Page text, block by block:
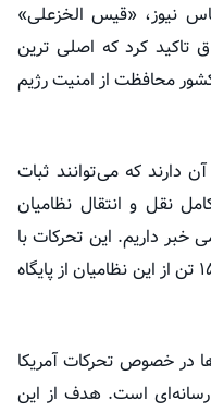
نیوز، «قیسالخزعلی»
تاکید کرد که اصلی ترین
محافظت از امنیت رژیم
دارند که می‌توانند ثبات
نقل و انتقال نظامیان
خبر داریم. این تحرکات با
در خصوص تحرکات آمریکا
است. هدف از این